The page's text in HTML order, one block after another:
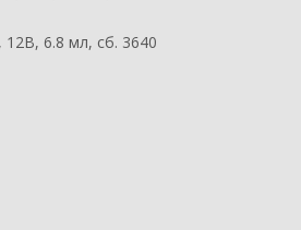
6.8 мл, сб. 3640